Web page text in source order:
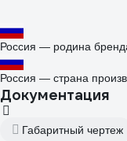
Россия — родина
Россия — страна
Документация
Габаритный чертеж